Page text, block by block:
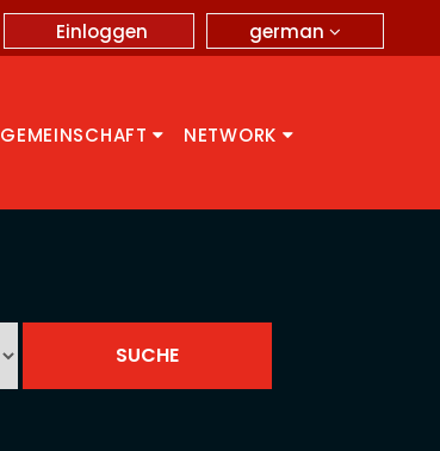
german
Einloggen
GEMEINSCHAFT NETWORK